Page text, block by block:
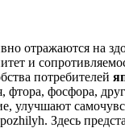
отражаются на
и
потребителей
фосфора,
улучшают
Здесь